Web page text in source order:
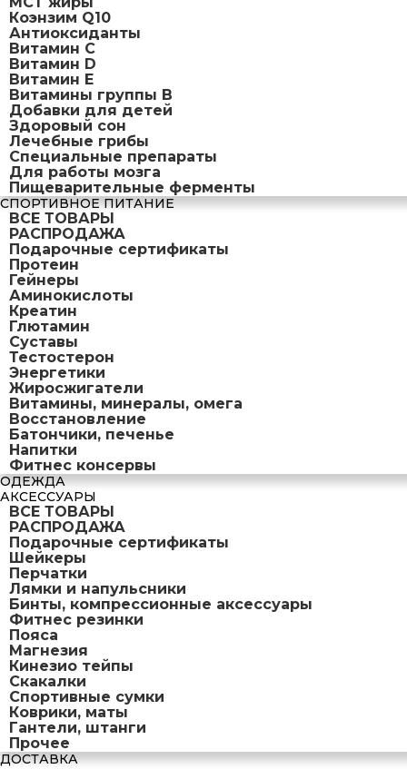
Коэнзим Q10
Антиоксиданты
Витамин С
Витамин D
Витамин Е
Витамины группы B
Добавки для детей
Здоровый сон
Лечебные грибы
Специальные препараты
Для работы мозга
Пищеварительные ферменты
СПОРТИВНОЕ ПИТАНИЕ
ВСЕ ТОВАРЫ
РАСПРОДАЖА
Подарочные сертификаты
Протеин
Гейнеры
Аминокислоты
Креатин
Глютамин
Суставы
Тестостерон
Энергетики
Жиросжигатели
Витамины, минералы, омега
Восстановление
Батончики, печенье
Напитки
Фитнес консервы
ОДЕЖДА
АКСЕССУАРЫ
ВСЕ ТОВАРЫ
РАСПРОДАЖА
Подарочные сертификаты
Шейкеры
Перчатки
Лямки и напульсники
Бинты, компрессионные аксессуары
Фитнес резинки
Пояса
Магнезия
Кинезио тейпы
Скакалки
Спортивные сумки
Коврики, маты
Гантели, штанги
Прочее
ДОСТАВКА